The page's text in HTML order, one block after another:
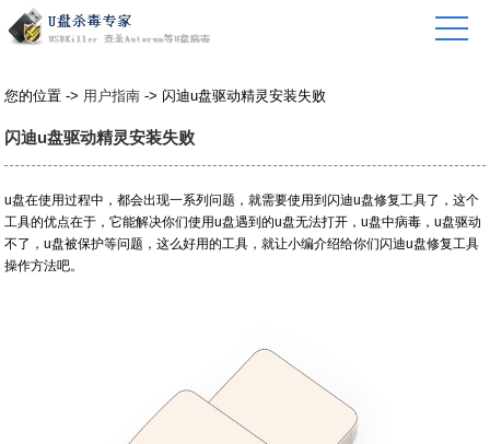
您的位置 -> 用户指南 -> 闪迪u盘驱动精灵安装失败
闪迪u盘驱动精灵安装失败
u盘在使用过程中，都会出现一系列问题，就需要使用到闪迪u盘修复工具了，这个
工具的优点在于，它能解决你们使用u盘遇到的u盘无法打开，u盘中病毒，u盘驱动
不了，u盘被保护等问题，这么好用的工具，就让小编介绍给你们闪迪u盘修复工具
操作方法吧。